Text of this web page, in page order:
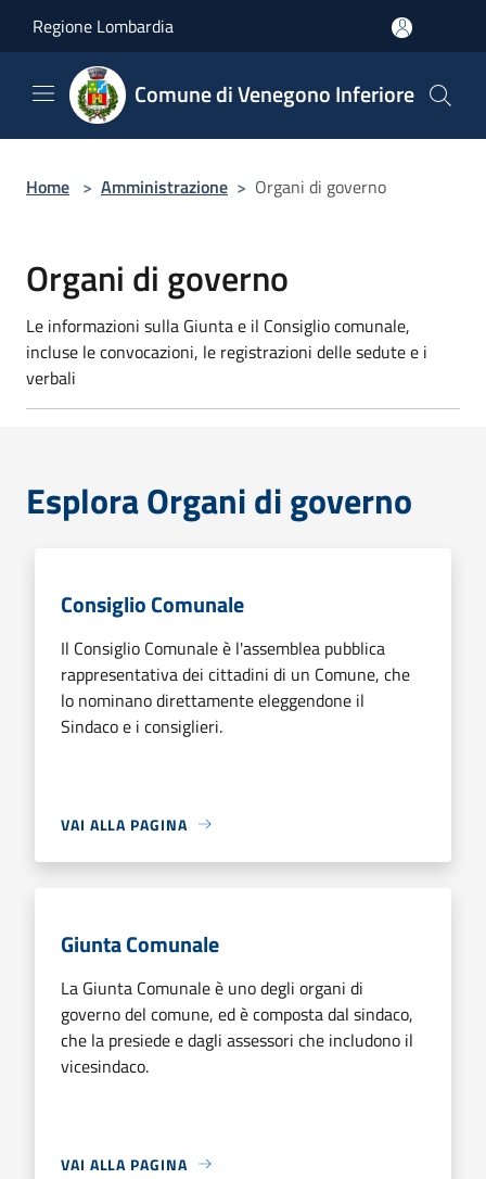
Regione Lombardia
Comune di Venegono Inferiore
Home > Amministrazione > Organi di governo
Organi di governo
Le informazioni sulla Giunta e il Consiglio comunale,
incluse le convocazioni, le registrazioni delle sedute e i
verbali
Esplora Organi di governo
Consiglio Comunale
Il Consiglio Comunale è l'assemblea pubblica
rappresentativa dei cittadini di un Comune, che
lo nominano direttamente eleggendone il
Sindaco e i consiglieri.
VAI ALLA PAGINA
Giunta Comunale
La Giunta Comunale è uno degli organi di
governo del comune, ed è composta dal sindaco,
che la presiede e dagli assessori che includono il
vicesindaco.
VAI ALLA PAGINA